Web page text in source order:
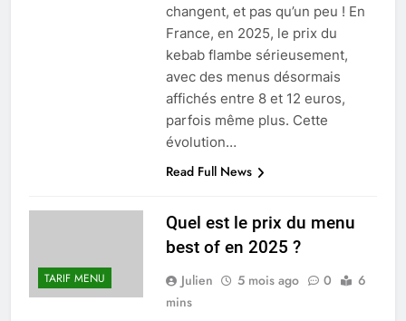
changent, et pas qu’un peu ! En
France, en 2025, le prix du
kebab flambe sérieusement,
avec des menus désormais
affichés entre 8 et 12 euros,
parfois même plus. Cette
évolution…
Read Full News
TARIF MENU
Quel est le prix du menu
best of en 2025 ?
Julien 5 mois ago 0
6
mins